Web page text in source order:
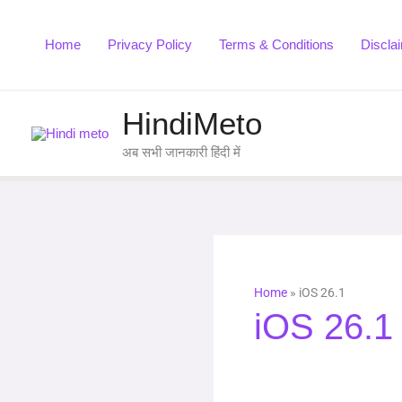
Home Privacy Policy Terms & Conditions
HindiMeto
अब सभी जानकारी हिंदी में
Home » iOS 26.1
iOS 26.1